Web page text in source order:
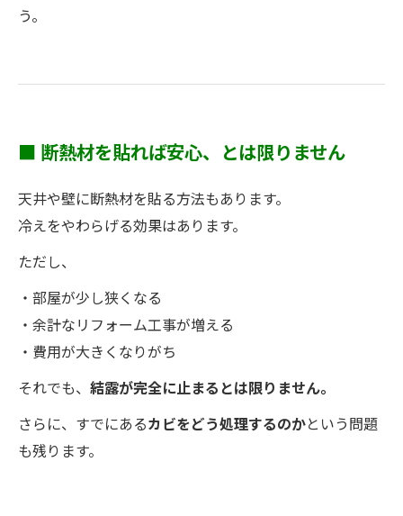
う。
■ 断熱材を貼れば安心、とは限りません
天井や壁に断熱材を貼る方法もあります。
冷えをやわらげる効果はあります。
ただし、
・部屋が少し狭くなる
・余計なリフォーム工事が増える
・費用が大きくなりがち
それでも、 結露が完全に止まるとは限りません。
さらに、すでにあるカビをどう処理するのかという問題
も残ります。